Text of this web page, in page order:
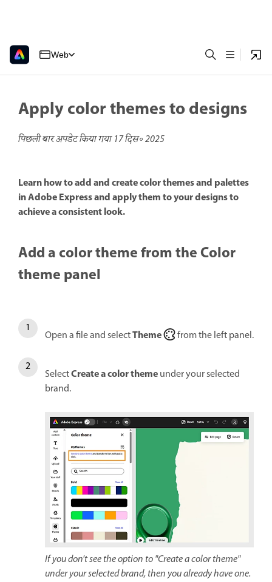
Web
Apply color themes to designs
पिछली बार अपडेट किया गया17 दिस॰ 2025
Learn how to add and create color themes and palettes
in Adobe Express and apply them to your designs to
achieve a consistent look.
Add a color theme from the Color
theme panel
Open a file and selectTheme from the left panel.
SelectCreate a color themeunder your selected
brand.
If you don't see the option to "Create a color theme"
under your selected brand, then you already have one.